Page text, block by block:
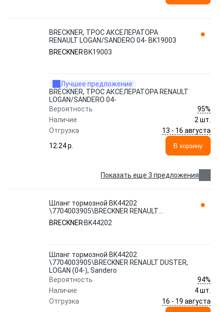
BRECKNER, ТРОС АКСЕЛЕРАТОРА
RENAULT LOGAN/SANDERO 04- BK19003
BRECKNER BK19003
Лучшее предложение
BRECKNER, ТРОС АКСЕЛЕРАТОРА RENAULT
LOGAN/SANDERO 04-
Вероятность
95%
Наличие
2 шт.
Отгрузка
13 - 16 августа
12.24 p.
В корзину
Показать еще 3 предложения
Шланг тормозной BK44202
\7704003905\BRECKNER RENAULT
DUSTER, LOGAN (04-), Sandero
BRECKNER BK44202
Шланг тормозной BK44202
\7704003905\BRECKNER RENAULT DUSTER,
LOGAN (04-), Sandero
Вероятность
94%
Наличие
4 шт.
Отгрузка
16 - 19 августа